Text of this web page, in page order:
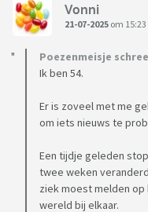
Vonni
21-07-2025 om 15:23
Poezenmeisje
Ik ben 54.
Er is zoveel met me
om iets nieuws te
Een tijdje geleden
twee weken
ziek moest melden
wereld bij elkaar.